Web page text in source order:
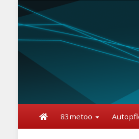
content
83metoo